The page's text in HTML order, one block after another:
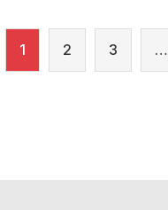
1 2 3 …